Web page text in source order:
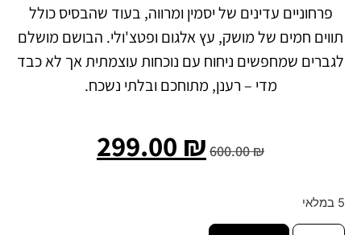
פרחוניים עדינים של יסמין ומרווה, בעוד שהבסיס כולל
תווים חמים של מושק, עץ אלגום ופטצ'ולי. הבושם מושלם
לגברים שמחפשים ניחוח עם נוכחות עוצמתית אך לא כבד
מדי – רענן, מתוחכם ובלתי נשכח.
600.00₪
299.00 ₪
5 במלאי